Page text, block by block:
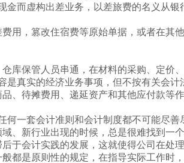
而虚构出差业务，以差旅费的名义从银
用，篡改住宿费等原始单据，或者在其
库保管人员串通，在材料的采购、定价
真实的经济业务事项，但不按有关会
、待摊费用、递延资产和其他应付款等
一套会计准则和会计制度都不可能尽
、新行业出现的时候，总是很难找到一
于会计实践的发展，这就使得公司在处
都是原则性的规定，在指导实际工作